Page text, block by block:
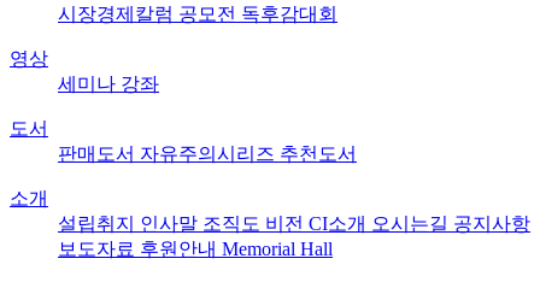
시장경제칼럼 공모전 독후감대회
영상
세미나 강좌
도서
판매도서 자유주의시리즈 추천도서
소개
설립취지 인사말 조직도 비전 CI소개 오시는길 공지사항
보도자료 후원안내 Memorial Hall